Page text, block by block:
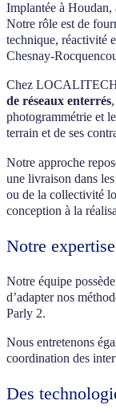
Implantée à Houdan,
Notre rôle est de
technique, réactivité
Chesnay-
Chez LOCALITECH,
de réseaux enterrés
photogrammétrie et
terrain et de ses
Notre approche
une livraison dans
ou de la collectivité
conception à la
Notre
Notre équipe
d’adapter nos
Parly 2.
Nous entretenons
coordination des
Des